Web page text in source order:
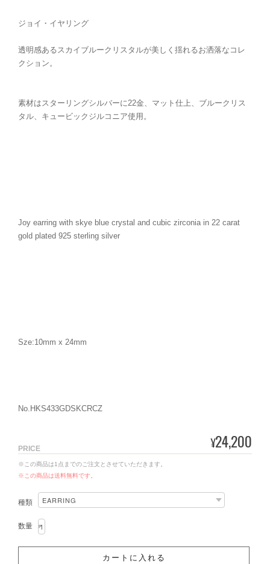
ジョイ・イヤリング
透明感あるスカイブルークリスタルが美しく揺れるお洒落なコレ
クション。
素材はスターリングシルバーに22金、マット仕上、ブルークリス
タル、キュービックジルコニア使用。
Joy earring with skye blue crystal and cubic zirconia in 22 carat
gold plated 925 sterling silver
Sze:10mm x 24mm
No.HKS433GDSKCRCZ
PRICE ¥24,200
※この商品は1点までのご注文とさせていただきます。
※この商品は送料無料です。
種類
数量